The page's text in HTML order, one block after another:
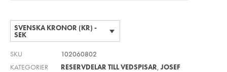
SVENSKA KRONOR (KR) -
SEK
SKU
102060802
KATEGORIER
RESERVDELAR TILL VEDSPISAR ,JOSEF